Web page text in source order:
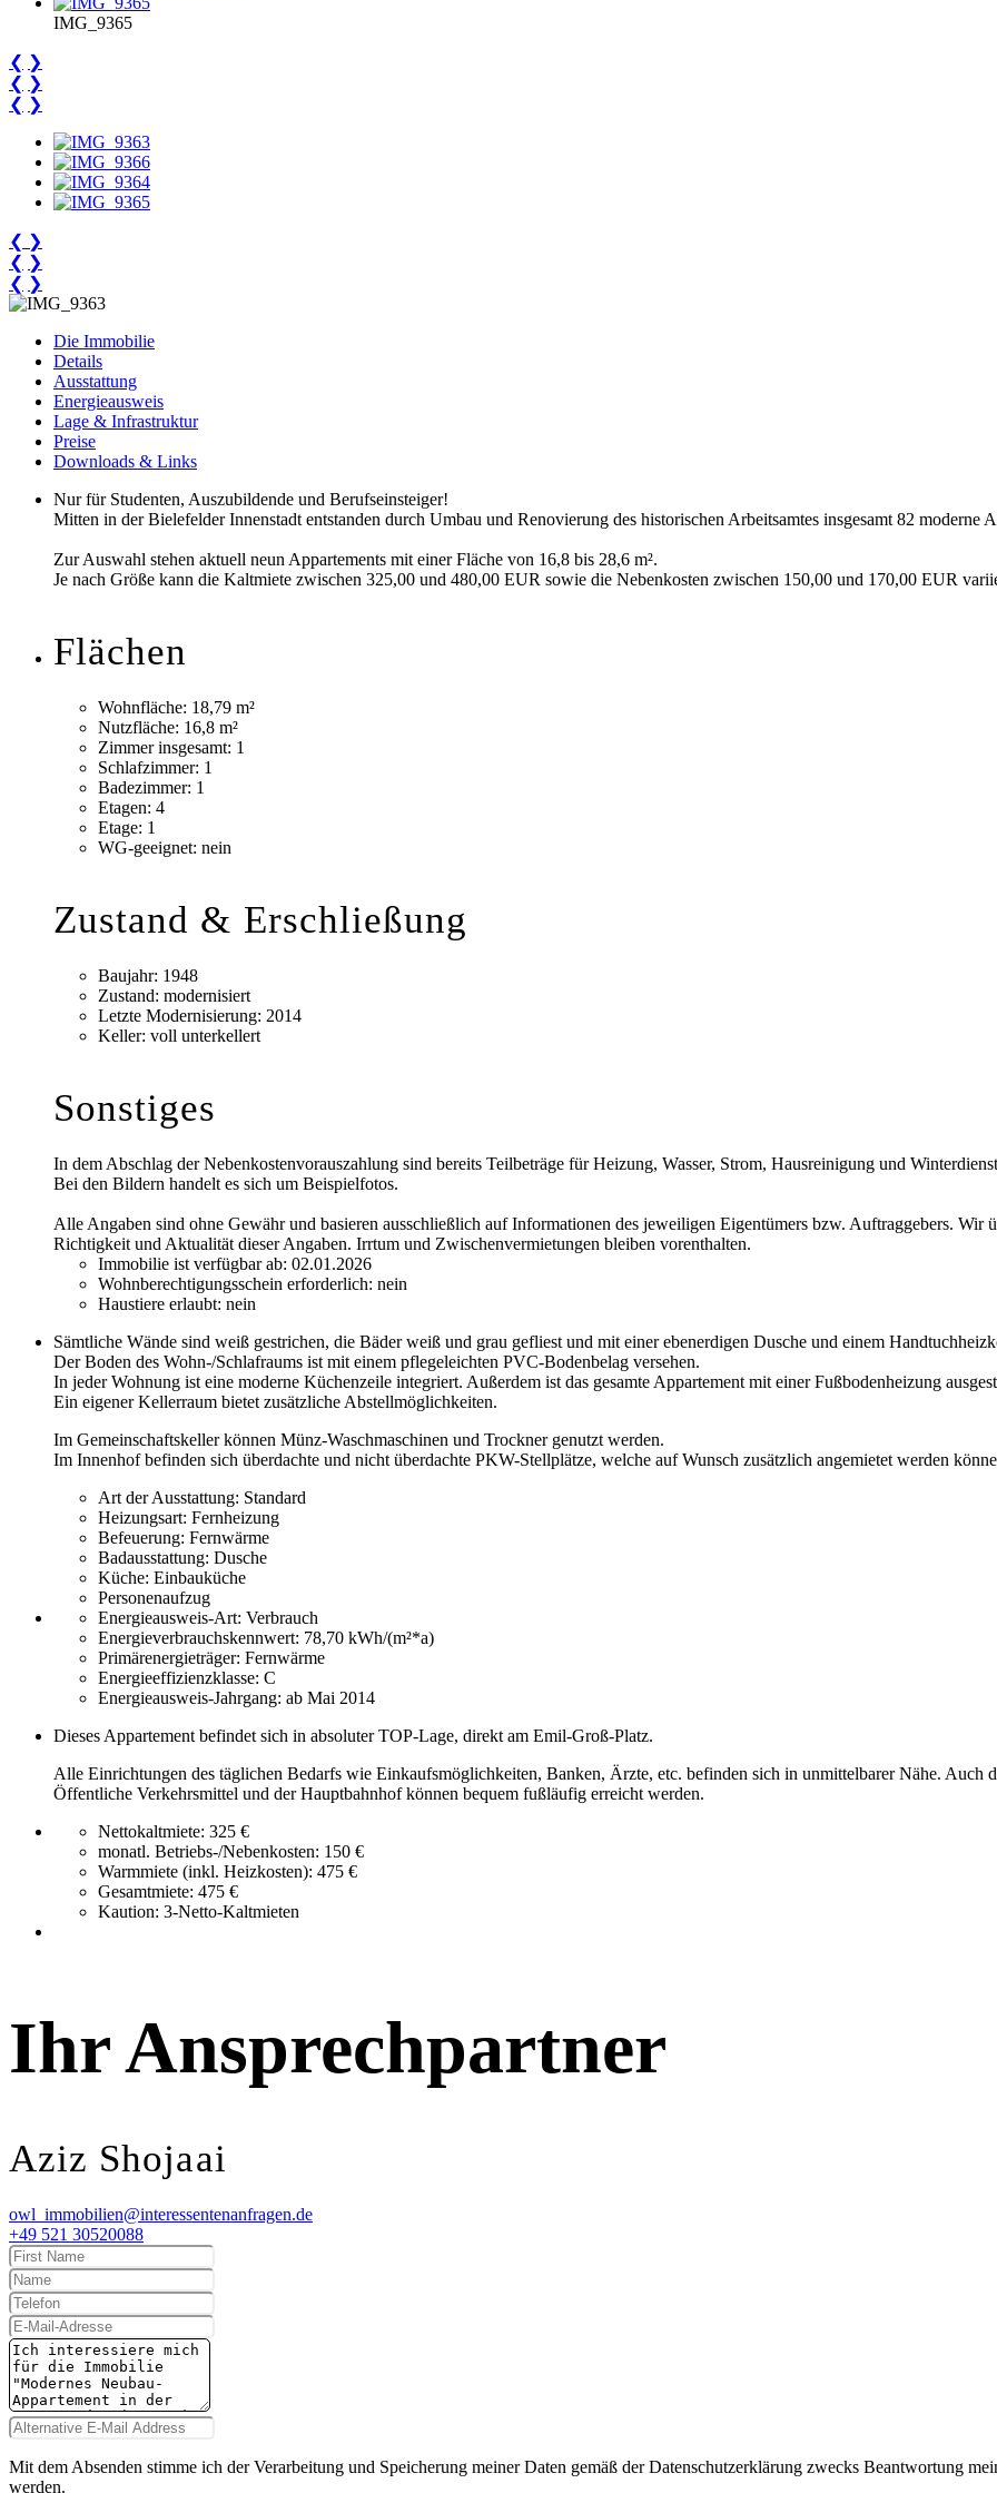
IMG_9365
❮ ❯
❮ ❯
❮ ❯
❮ ❯
❮ ❯
❮ ❯
Die Immobilie
Details
Ausstattung
Energieausweis
Lage & Infrastruktur
Preise
Downloads & Links
Nur für Studenten, Auszubildende und Berufseinsteiger!
Mitten in der Bielefelder Innenstadt entstanden durch Umbau und Renovierung des historischen Arbeitsamtes insgesamt 82 moderne
Zur Auswahl stehen aktuell neun Appartements mit einer Fläche von 16,8 bis 28,6 m².
Je nach Größe kann die Kaltmiete zwischen 325,00 und 480,00 EUR sowie die Nebenkosten zwischen 150,00 und 170,00 EUR
Flächen
Wohnfläche: 18,79 m²
Nutzfläche: 16,8 m²
Zimmer insgesamt: 1
Schlafzimmer: 1
Badezimmer: 1
Etagen: 4
Etage: 1
WG-geeignet: nein
Zustand & Erschließung
Baujahr: 1948
Zustand: modernisiert
Letzte Modernisierung: 2014
Keller: voll unterkellert
Sonstiges
In dem Abschlag der Nebenkostenvorauszahlung sind bereits Teilbeträge für Heizung, Wasser, Strom, Hausreinigung und
Bei den Bildern handelt es sich um Beispielfotos.
Alle Angaben sind ohne Gewähr und basieren ausschließlich auf Informationen des jeweiligen Eigentümers bzw. Auftraggebers.
Richtigkeit und Aktualität dieser Angaben. Irrtum und Zwischenvermietungen bleiben vorenthalten.
Immobilie ist verfügbar ab: 02.01.2026
Wohnberechtigungsschein erforderlich: nein
Haustiere erlaubt: nein
Sämtliche Wände sind weiß gestrichen, die Bäder weiß und grau gefliest und mit einer ebenerdigen Dusche und einem
Der Boden des Wohn-/Schlafraums ist mit einem pflegeleichten PVC-Bodenbelag versehen.
In jeder Wohnung ist eine moderne Küchenzeile integriert. Außerdem ist das gesamte Appartement mit einer Fußbodenheizung
Ein eigener Kellerraum bietet zusätzliche Abstellmöglichkeiten.
Im Gemeinschaftskeller können Münz-Waschmaschinen und Trockner genutzt werden.
Im Innenhof befinden sich überdachte und nicht überdachte PKW-Stellplätze, welche auf Wunsch zusätzlich angemietet werden
Art der Ausstattung: Standard
Heizungsart: Fernheizung
Befeuerung: Fernwärme
Badausstattung: Dusche
Küche: Einbauküche
Personenaufzug
Energieausweis-Art: Verbrauch
Energieverbrauchskennwert: 78,70 kWh/(m²*a)
Primärenergieträger: Fernwärme
Energieeffizienzklasse: C
Energieausweis-Jahrgang: ab Mai 2014
Dieses Appartement befindet sich in absoluter TOP-Lage, direkt am Emil-Groß-Platz.
Alle Einrichtungen des täglichen Bedarfs wie Einkaufsmöglichkeiten, Banken, Ärzte, etc. befinden sich in unmittelbarer Nähe. Auch
Öffentliche Verkehrsmittel und der Hauptbahnhof können bequem fußläufig erreicht werden.
Nettokaltmiete: 325 €
monatl. Betriebs-/Nebenkosten: 150 €
Warmmiete (inkl. Heizkosten): 475 €
Gesamtmiete: 475 €
Kaution: 3-Netto-Kaltmieten
Ihr Ansprechpartner
Aziz Shojaai
owl_immobilien@interessentenanfragen.de
+49 521 30520088
Mit dem Absenden stimme ich der Verarbeitung und Speicherung meiner Daten gemäß der Datenschutzerklärung zwecks Beantwortung
werden.